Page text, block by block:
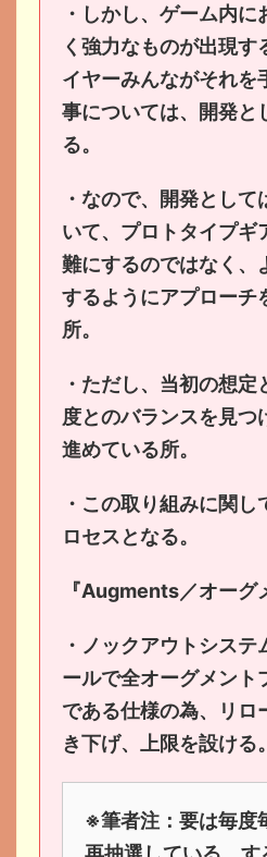
・しかし、ゲーム内に
く強力なものが出現す
イヤーみんながそれを
事については、開発と
る。
・なので、開発とし
いて、プロトタイプギ
難にするのではなく、
するようにアプローチ
所。
・ただし、当初の想
度とのバランスを見つ
進めている所。
・この取り組みに関
ロセスとなる。
『Augments／オーグ
・ノックアウトシステ
ールで全オーグメント
である仕様の為、リロ
き下げ、上限を設ける。
※筆者注：要は毎度